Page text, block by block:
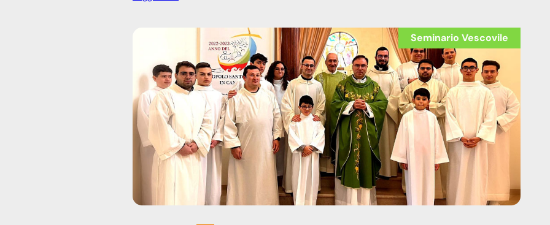
Seminario Vescovile